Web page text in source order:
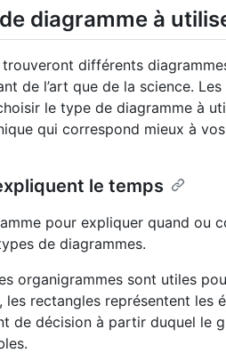
diagramme à
différents
de l’art que de la science.
le type de diagramme à
qui correspond mieux à
le temps
pour expliquer quand ou
de diagrammes.
organigrammes sont utiles
les rectangles représentent les
de décision à partir duquel le